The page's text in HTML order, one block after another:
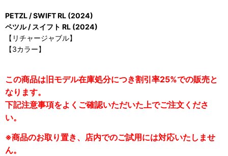
PETZL / SWIFT RL (2024)
ペツル / スイフト RL (2024)
【リチャージャブル】
【3カラー】
この商品は旧モデル在庫処分につき割引率25%での販売と
なります。
下記注意事項をよくご確認いただいた上でご注文くださ
い。
※商品のお取り置き、店内でのご試用には対応いたしませ
ん。